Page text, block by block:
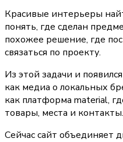
Красивые интерьеры
понять, где сделан
похожее решение, где
связаться по проекту.
Из этой задачи и
как медиа о локальных
как платформа material,
товары, места и контакты.
Сейчас сайт объединяет